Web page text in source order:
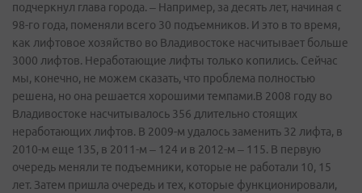
подчеркнул глава города. – Например, за десять лет, начиная с
98-го года, поменяли всего 30 подъемников. И это в то время,
как лифтовое хозяйство во Владивостоке насчитывает больше
3000 лифтов. Неработающие лифты только копились. Сейчас
мы, конечно, не можем сказать, что проблема полностью
решена, но она решается хорошими темпами.В 2008 году во
Владивостоке насчитывалось 356 длительно стоящих
неработающих лифтов. В 2009-м удалось заменить 32 лифта, в
2010-м еще 135, в 2011-м – 124 и в 2012-м – 115. В первую
очередь меняли те подъемники, которые не работали 10, 15
лет. Затем пришла очередь и тех, которые функционировали,